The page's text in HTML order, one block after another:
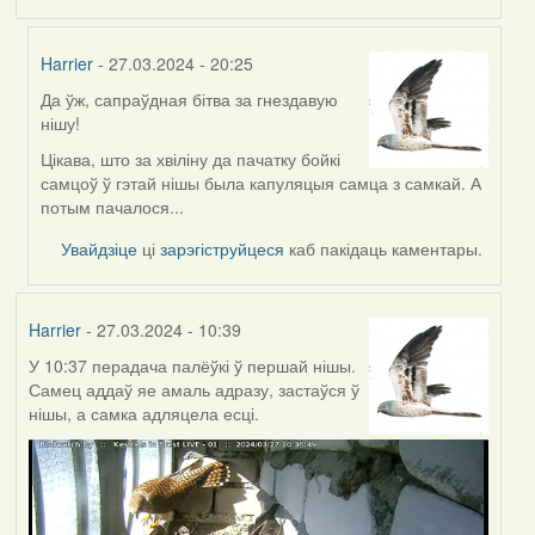
Harrier - 27.03.2024 - 20:25
In
reply
to
by
Feather
Да ўж, сапраўдная бітва за гнездавую
нішу!
Цікава, што за хвіліну да пачатку бойкі
самцоў ў гэтай нішы была капуляцыя самца з самкай. А
потым пачалося...
Увайдзіце цізарэгіструйцеся каб пакідаць каментары.
Harrier- 27.03.2024 - 10:39
У 10:37 перадача палёўкі ў першай нішы.
Самец аддаў яе амаль адразу, застаўся ў
нішы, а самка адляцела есці.